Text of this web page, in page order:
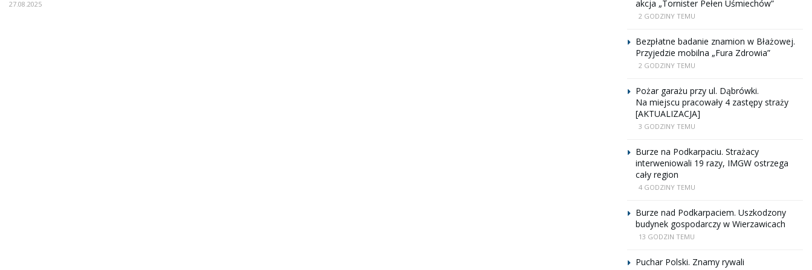
27.08.2025
akcja „Tornister Pełen Uśmiechów”
2 GODZINY TEMU
Bezpłatne badanie znamion w Błażowej.
Przyjedzie mobilna „Fura Zdrowia”
2 GODZINY TEMU
Pożar garażu przy ul. Dąbrówki.
Na miejscu pracowały 4 zastępy straży
[AKTUALIZACJA]
3 GODZINY TEMU
Burze na Podkarpaciu. Strażacy
interweniowali 19 razy, IMGW ostrzega
cały region
4 GODZINY TEMU
Burze nad Podkarpaciem. Uszkodzony
budynek gospodarczy w Wierzawicach
13 GODZIN TEMU
Puchar Polski. Znamy rywali